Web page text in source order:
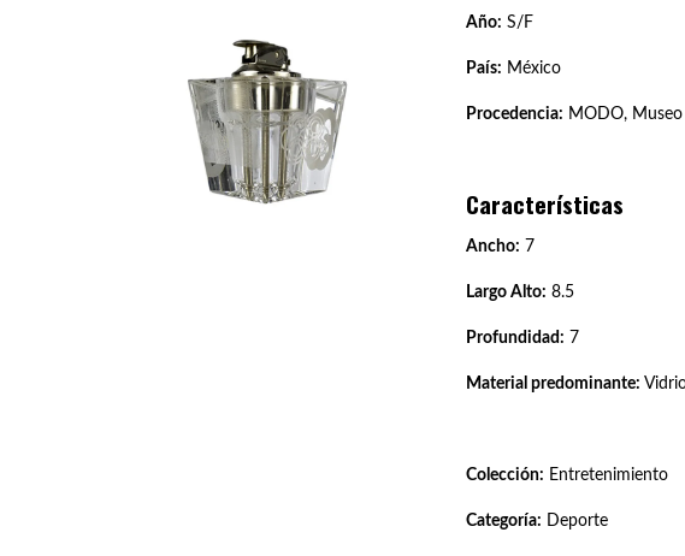
Año: S/F
País: México
Procedencia: MODO,
Características
Ancho: 7
Largo Alto: 8.5
Profundidad: 7
Material predominante:
Colección: Entretenimiento
Categoría: Deporte